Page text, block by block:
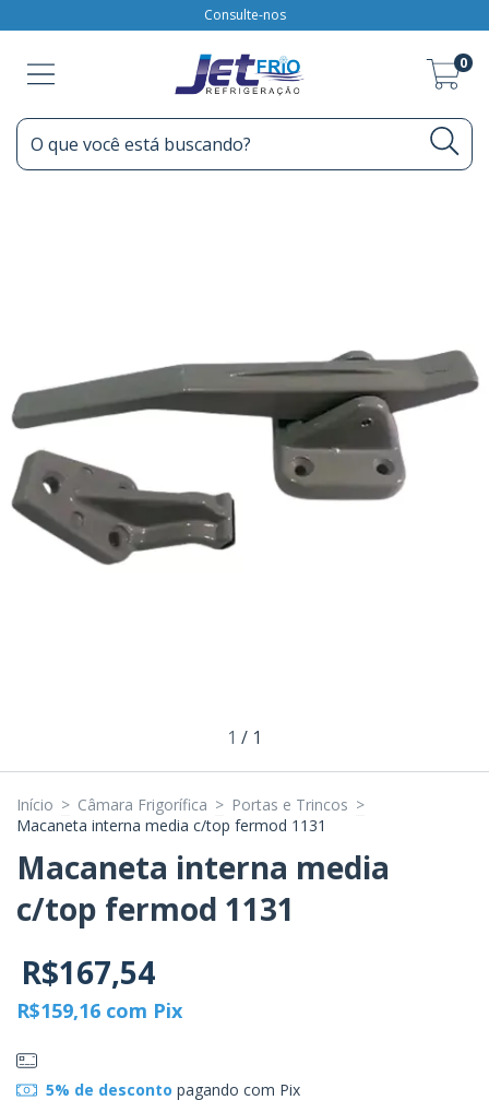
Consulte-nos
0
1 / 1
Início > Câmara Frigorífica > Portas e Trincos >
Macaneta interna media c/top fermod 1131
Macaneta interna media
c/top fermod 1131
R$167,54
R$159,16 com Pix
5% de desconto pagando com Pix